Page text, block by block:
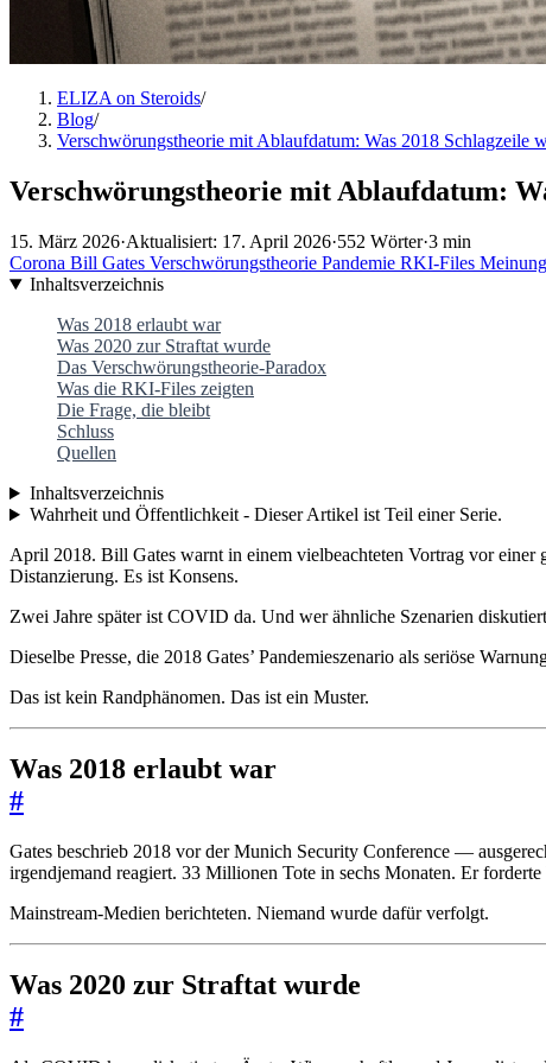
ELIZA on Steroids/
Blog/
Verschwörungstheorie mit Ablaufdatum: Was 2018 Schlagzeile
Verschwörungstheorie mit Ablaufdatum:
15. März 2026·Aktualisiert: 17. April 2026·552 Wörter·3 min
Corona Bill Gates Verschwörungstheorie Pandemie RKI-Files
Inhaltsverzeichnis
Was 2018 erlaubt war
Was 2020 zur Straftat wurde
Das Verschwörungstheorie-Paradox
Was die RKI-Files zeigten
Die Frage, die bleibt
Schluss
Quellen
Inhaltsverzeichnis
Wahrheit und Öffentlichkeit - Dieser Artikel ist Teil einer Serie.
April 2018. Bill Gates warnt in einem vielbeachteten Vortrag vor
Distanzierung. Es ist Konsens.
Zwei Jahre später ist COVID da. Und wer ähnliche Szenarien
Dieselbe Presse, die 2018 Gates’ Pandemieszenario als seriöse
Das ist kein Randphänomen. Das ist ein Muster.
Was 2018 erlaubt war
#
Gates beschrieb 2018 vor der Munich Security Conference —
irgendjemand reagiert. 33 Millionen Tote in sechs Monaten. Er
Mainstream-Medien berichteten. Niemand wurde dafür verfolgt.
Was 2020 zur Straftat wurde
#